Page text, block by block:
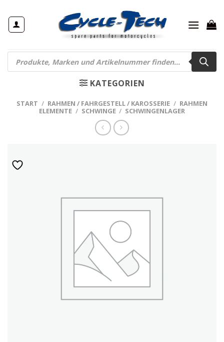
Inhalt
springen
Products
search
KATEGORIEN
START / RAHMEN / FAHRGESTELL / KAROSSERIE / RAHMEN
ELEMENTE / SCHWINGE / SCHWINGENLAGER